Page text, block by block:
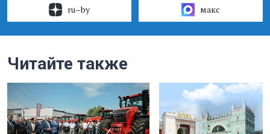
ru–by макс
Читайте также